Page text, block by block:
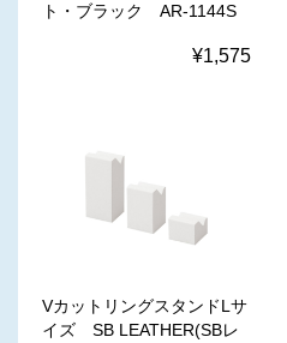
ト・ブラック AR-1144S
¥1,575
VカットリングスタンドLサ
イズ SB LEATHER(SBレ